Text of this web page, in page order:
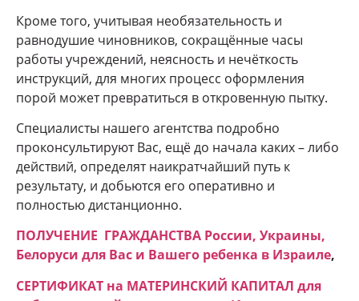
Кроме того, учитывая необязательность и
равнодушие чиновников, сокращённые часы
работы учреждений, неясность и нечёткость
инструкций, для многих процесс оформления
порой может превратиться в откровенную пытку.
Специалисты нашего агентства подробно
проконсультируют Вас, ещё до начала каких – либо
действий, определят наикратчайший путь к
результату, и добьются его оперативно и
полностью дистанционно.
ПОЛУЧЕНИЕ ГРАЖДАНСТВА России, Украины,
Белоруси для Вас и Вашего ребенка в Израиле,
СЕРТИФИКАТ на МАТЕРИНСКИЙ КАПИТАЛ для